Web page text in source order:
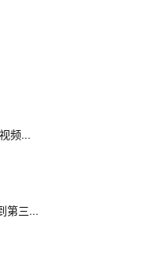
频...
第三...